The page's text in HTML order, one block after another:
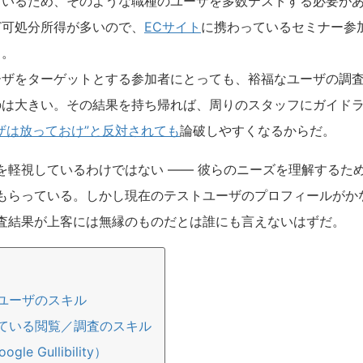
処分所得が多いので、 ECサイト に携わっているセミナー参
をターゲットとする参加者にとっても、裕福なユーザの調
大きい。その結果を持ち帰れば、周りのスタッフにガイド
は放っておけ”と反対されても論破しやすくなるからだ。
軽視しているわけではない —— 彼らのニーズを理解するた
らっている。しかし現在のテストユーザのプロフィールが
果が上客には無縁のものだとは誰にも言えないはずだ。
ーザのスキル
いる閲覧／調査のスキル
Gullibility）